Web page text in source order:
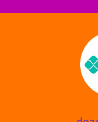
via PIX? Elas
mantermos